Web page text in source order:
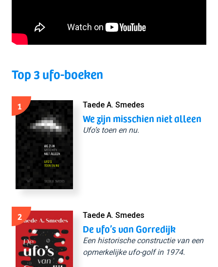
Top 3 ufo-boeken
1 Taede A. Smedes
We zijn misschien niet alleen
Ufo’s toen en nu.
2 Taede A. Smedes
De ufo’s van Gorredijk
Een historische constructie van een
opmerkelijke ufo-golf in 1974.